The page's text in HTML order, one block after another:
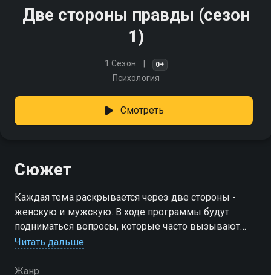
Две стороны правды (сезон
1)
1 Сезон 0+
Психология
Смотреть
Сюжет
Каждая тема раскрывается через две стороны -
женскую и мужскую. В ходе программы будут
подниматься вопросы, которые часто вызывают
недоразумения и конфликты в отношениях, но
понимания
Читать дальше
Жанр